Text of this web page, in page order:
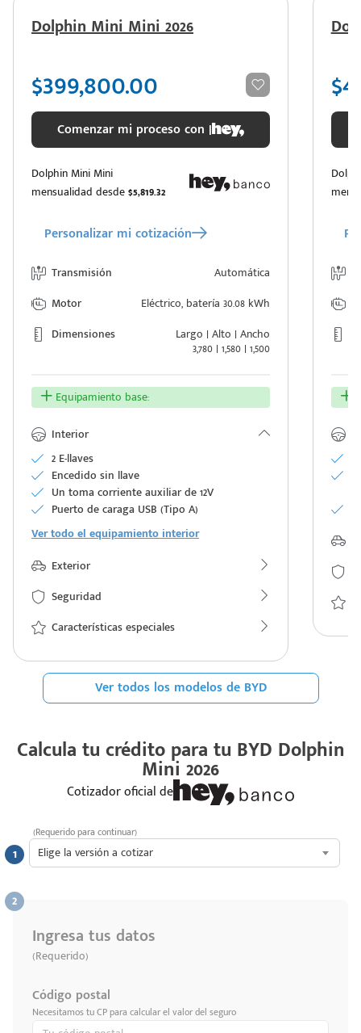
Dolphin Mini Mini 2026
$399,800.00
Comenzar mi proceso con |
Dolphin Mini Mini
mensualidad desde$5,819.32
Personalizar mi cotización
Transmisión
Automática
Motor
Eléctrico, batería 30.08 kWh
Dimensiones
Largo | Alto | Ancho
3,780 | 1,580 | 1,500
Equipamiento base:
Interior
2 E-llaves
Encedido sin llave
Un toma corriente auxiliar de 12V
Puerto de caraga USB (Tipo A)
Ver todo el equipamiento interior
Exterior
Seguridad
Características especiales
Ver todos los modelos de BYD
Calcula tu crédito para tu BYD Dolphin
Mini 2026
Cotizador oficial de
Elige la versión a cotizar
(Requerido para continuar)
Ingresa tus datos
(Requerido)
Código postal
Necesitamos tu CP para calcular el valor del seguro